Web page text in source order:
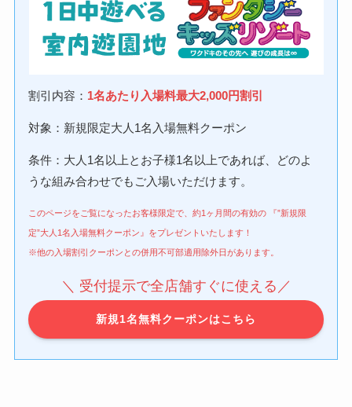
割引内容： 1名あたり入場料最大2,000円割引
対象：新規限定大人1名入場無料クーポン
条件：大人1名以上とお子様1名以上であれば、どのよ
うな組み合わせでもご入場いただけます。
このページをご覧になったお客様限定で、約1ヶ月間の有効の 『”新規限
定”大人1名入場無料クーポン』をプレゼントいたします！
※他の入場割引クーポンとの併用不可部適用除外日があります。
＼ 受付提示で全店舗すぐに使える／
新規1名無料クーポンはこちら